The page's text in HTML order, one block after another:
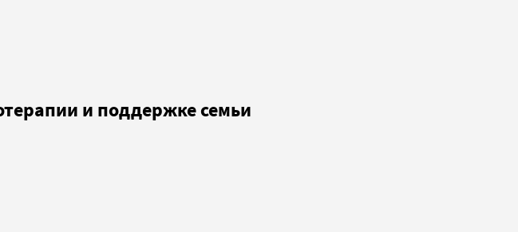
и поддержке семьи